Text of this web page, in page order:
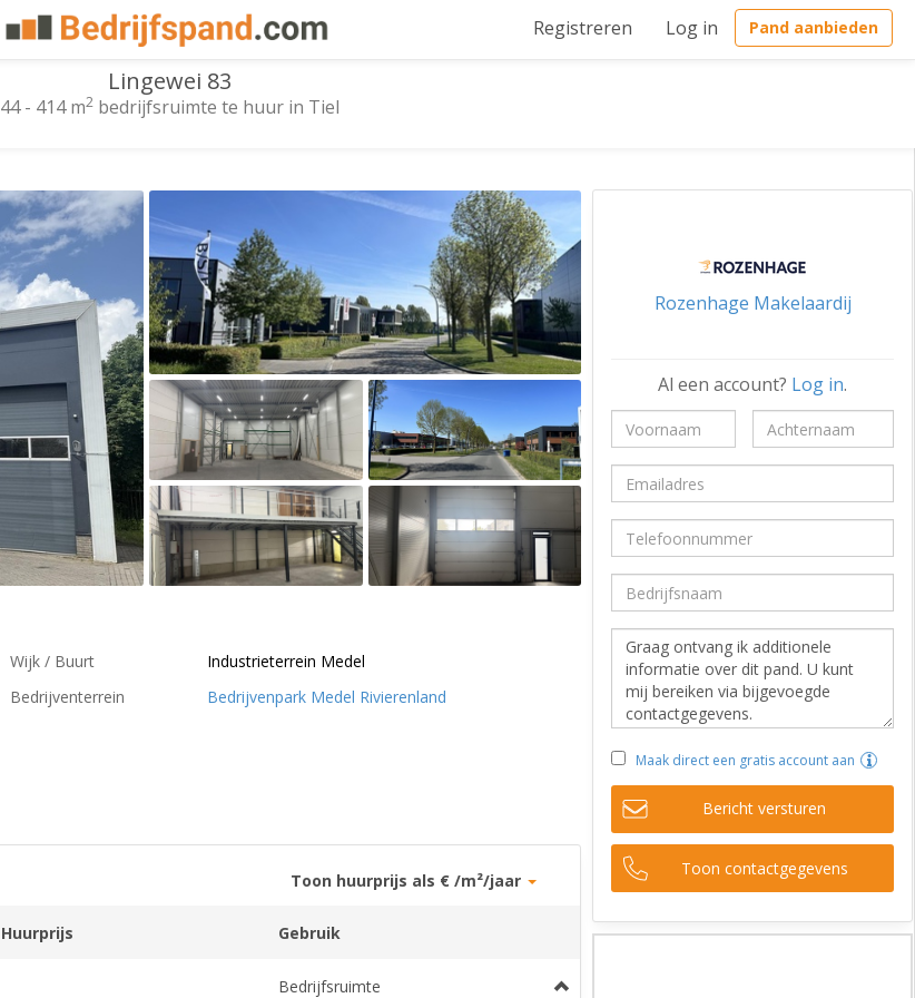
Registreren Log in Pand aanbieden
Lingewei 83
44 - 414 m2bedrijfsruimte te huur in Tiel
Wijk / Buurt
Industrieterrein Medel
Bedrijventerrein
Bedrijvenpark Medel Rivierenland
Toon huurprijs als € /m²/jaar
Huurprijs Gebruik
Bedrijfsruimte
Rozenhage Makelaardij
Al een account? Log in.
Maak direct een gratis account aan
Bericht versturen
Toon contactgegevens